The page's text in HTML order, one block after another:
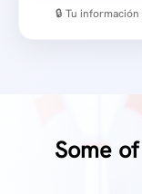
🔒 Tu
Some